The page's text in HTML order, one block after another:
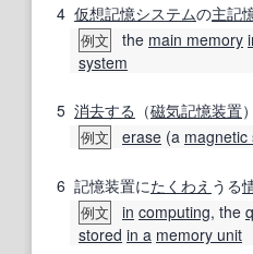
4 仮想記憶システムの主記
例文 the main memory
system
5 消去する （磁気記憶装置）
例文 erase (a magnetic
6 記憶装置にたくわえ うる
例文 in computing, the
stored in a memory unit